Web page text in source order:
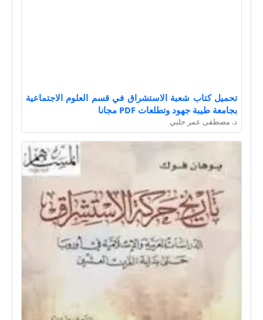
تحميل كتاب شعبة الاستشراق في قسم العلوم الاجتماعية
بجامعة طيبة جهود وتطلعات PDF مجانا
د. مصطفى عمر حلبي